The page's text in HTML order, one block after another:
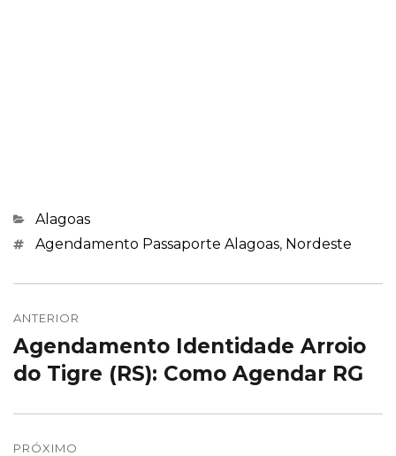
Categorias
Alagoas
Marcações
Agendamento Passaporte Alagoas, Nordeste
de
Post
ANTERIOR
Post
anterior:
Agendamento Identidade Arroio
do Tigre (RS): Como Agendar RG
PRÓXIMO